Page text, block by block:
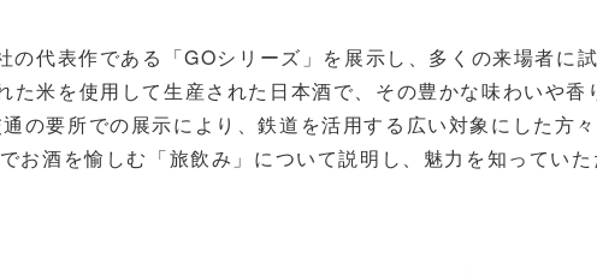
代表作である「GOシリーズ」を展示し、多くの来場者に
た米を使用して生産された日本酒で、その豊かな味わいや香
の要所での展示により、鉄道を活用する広い対象にした方
お酒を愉しむ「旅飲み」について説明し、魅力を知ってい